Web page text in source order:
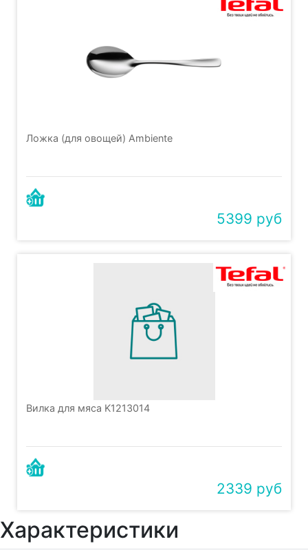
Ложка (для овощей) Ambiente
5399 руб
Вилка для мяса K1213014
2339 руб
Характеристики